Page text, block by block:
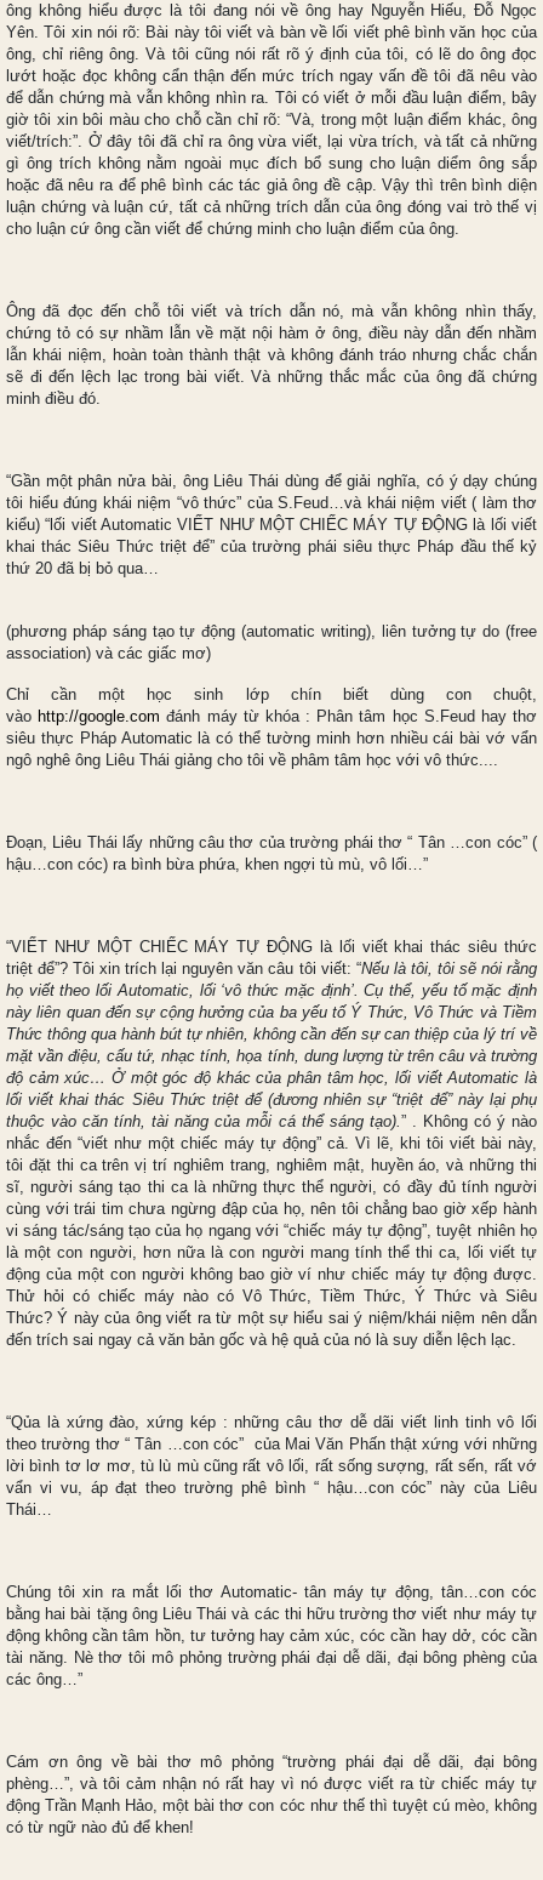
ông không hiểu được là tôi đang nói về ông hay Nguyễn Hiếu, Đỗ Ngọc
Yên. Tôi xin nói rõ: Bài này tôi viết và bàn về lối viết phê bình văn học của
ông, chỉ riêng ông. Và tôi cũng nói rất rõ ý định của tôi, có lẽ do ông đọc
lướt hoặc đọc không cẩn thận đến mức trích ngay vấn đề tôi đã nêu vào
để dẫn chứng mà vẫn không nhìn ra. Tôi có viết ở mỗi đầu luận điểm, bây
giờ tôi xin bôi màu cho chỗ cần chỉ rõ: “Và, trong một luận điểm khác, ông
viết/trích:”. Ở đây tôi đã chỉ ra ông vừa viết, lại vừa trích, và tất cả những
gì ông trích không nằm ngoài mục đích bổ sung cho luận diểm ông sắp
hoặc đã nêu ra để phê bình các tác giả ông đề cập. Vậy thì trên bình diện
luận chứng và luận cứ, tất cả những trích dẫn của ông đóng vai trò thế vị
cho luận cứ ông cần viết để chứng minh cho luận điểm của ông.
Ông đã đọc đến chỗ tôi viết và trích dẫn nó, mà vẫn không nhìn thấy,
chứng tỏ có sự nhầm lẫn về mặt nội hàm ở ông, điều này dẫn đến nhầm
lẫn khái niệm, hoàn toàn thành thật và không đánh tráo nhưng chắc chắn
sẽ đi đến lệch lạc trong bài viết. Và những thắc mắc của ông đã chứng
minh điều đó.
“Gần một phân nửa bài, ông Liêu Thái dùng để giải nghĩa, có ý dạy chúng
tôi hiểu đúng khái niệm “vô thức” của S.Feud…và khái niệm viết ( làm thơ
kiểu) “lối viết Automatic VIẾT NHƯ MỘT CHIẾC MÁY TỰ ĐỘNG là lối viết
khai thác Siêu Thức triệt để” của trường phái siêu thực Pháp đầu thế kỷ
thứ 20 đã bị bỏ qua…
(phương pháp sáng tạo tự động (automatic writing), liên tưởng tự do (free
association) và các giấc mơ)
Chỉ cần một học sinh lớp chín biết dùng con chuột,
vào http://google.com đánh máy từ khóa : Phân tâm học S.Feud hay thơ
siêu thực Pháp Automatic là có thể tường minh hơn nhiều cái bài vớ vẩn
ngô nghê ông Liêu Thái giảng cho tôi về phâm tâm học với vô thức....
Đoạn, Liêu Thái lấy những câu thơ của trường phái thơ “ Tân …con cóc” (
hậu…con cóc) ra bình bừa phứa, khen ngợi tù mù, vô lối…”
“VIẾT NHƯ MỘT CHIẾC MÁY TỰ ĐỘNG là lối viết khai thác siêu thức
triệt để”? Tôi xin trích lại nguyên văn câu tôi viết: “Nếu là tôi, tôi sẽ nói rằng
họ viết theo lối Automatic, lối ‘vô thức mặc định’. Cụ thể, yếu tố mặc định
này liên quan đến sự cộng hưởng của ba yếu tố Ý Thức, Vô Thức và Tiềm
Thức thông qua hành bút tự nhiên, không cần đến sự can thiệp của lý trí về
mặt vần điệu, cấu tứ, nhạc tính, họa tính, dung lượng từ trên câu và trường
độ cảm xúc… Ở một góc độ khác của phân tâm học, lối viết Automatic là
lối viết khai thác Siêu Thức triệt để (đương nhiên sự “triệt để” này lại phụ
thuộc vào căn tính, tài năng của mỗi cá thể sáng tạo).” . Không có ý nào
nhắc đến “viết như một chiếc máy tự động” cả. Vì lẽ, khi tôi viết bài này,
tôi đặt thi ca trên vị trí nghiêm trang, nghiêm mật, huyền áo, và những thi
sĩ, người sáng tạo thi ca là những thực thể người, có đầy đủ tính người
cùng với trái tim chưa ngừng đập của họ, nên tôi chẳng bao giờ xếp hành
vi sáng tác/sáng tạo của họ ngang với “chiếc máy tự động”, tuyệt nhiên họ
là một con người, hơn nữa là con người mang tính thể thi ca, lối viết tự
động của một con người không bao giờ ví như chiếc máy tự động được.
Thử hỏi có chiếc máy nào có Vô Thức, Tiềm Thức, Ý Thức và Siêu
Thức? Ý này của ông viết ra từ một sự hiểu sai ý niệm/khái niệm nên dẫn
đến trích sai ngay cả văn bản gốc và hệ quả của nó là suy diễn lệch lạc.
“Qủa là xứng đào, xứng kép : những câu thơ dễ dãi viết linh tinh vô lối
theo trường thơ “ Tân …con cóc” của Mai Văn Phấn thật xứng với những
lời bình tơ lơ mơ, tù lù mù cũng rất vô lối, rất sống sượng, rất sến, rất vớ
vẩn vi vu, áp đạt theo trường phê bình “ hậu…con cóc” này của Liêu
Thái…
Chúng tôi xin ra mắt lối thơ Automatic- tân máy tự động, tân…con cóc
bằng hai bài tặng ông Liêu Thái và các thi hữu trường thơ viết như máy tự
động không cần tâm hồn, tư tưởng hay cảm xúc, cóc cần hay dở, cóc cần
tài năng. Nè thơ tôi mô phỏng trường phái đại dễ dãi, đại bông phèng của
các ông…”
Cám ơn ông về bài thơ mô phỏng “trường phái đại dễ dãi, đại bông
phèng…”, và tôi cảm nhận nó rất hay vì nó được viết ra từ chiếc máy tự
động Trần Mạnh Hảo, một bài thơ con cóc như thế thì tuyệt cú mèo, không
có từ ngữ nào đủ để khen!